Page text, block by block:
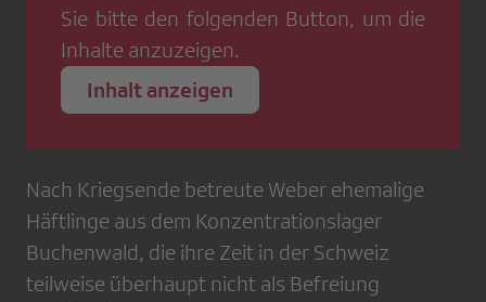
Sie bitte den folgenden Button, um die
Inhalte anzuzeigen.
Inhalt anzeigen
Nach Kriegsende betreute Weber ehemalige
Häftlinge aus dem Konzentrationslager
Buchenwald, die ihre Zeit in der Schweiz
teilweise überhaupt nicht als Befreiung